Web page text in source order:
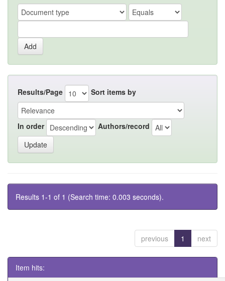
Results/Page Sort items by
In order Authors/record
Results 1-1 of 1 (Search time: 0.003 seconds).
previous 1 next
Item hits: